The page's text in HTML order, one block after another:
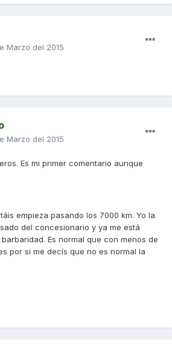
Marzo del 2015
Marzo del 2015
Es mi primer comentario aunque
empieza pasando los 7000 km. Yo la
del concesionario y ya me está
Es normal que con menos de
por si me decís que no es normal la